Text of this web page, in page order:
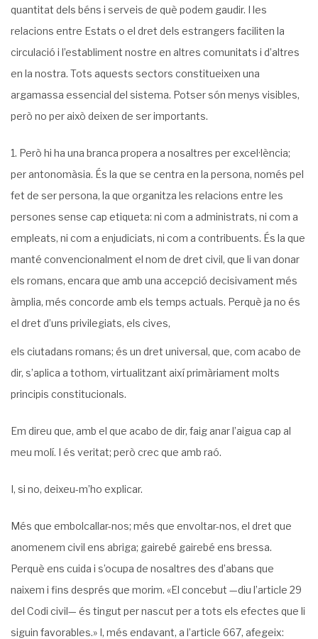
quantitat dels béns i serveis de què podem gaudir. I les
relacions entre Estats o el dret dels estrangers faciliten la
circulació i l’establiment nostre en altres comunitats i d’altres
en la nostra. Tots aquests sectors constitueixen una
argamassa essencial del sistema. Potser són menys visibles,
però no per això deixen de ser importants.
Però hi ha una branca propera a nosaltres per excel·lència;
per antonomàsia. És la que se centra en la persona, només pel
fet de ser persona, la que organitza les relacions entre les
persones sense cap etiqueta: ni com a administrats, ni com a
empleats, ni com a enjudiciats, ni com a contribuents. És la que
manté convencionalment el nom de dret civil, que li van donar
els romans, encara que amb una accepció decisivament més
àmplia, més concorde amb els temps actuals. Perquè ja no és
el dret d’uns privilegiats, els cives,
els ciutadans romans; és un dret universal, que, com acabo de
dir, s’aplica a tothom, virtualitzant així primàriament molts
principis constitucionals.
Em direu que, amb el que acabo de dir, faig anar l’aigua cap al
meu molí. I és veritat; però crec que amb raó.
I, si no, deixeu-m’ho explicar.
Més que embolcallar-nos; més que envoltar-nos, el dret que
anomenem civil ens abriga; gairebé gairebé ens bressa.
Perquè ens cuida i s’ocupa de nosaltres des d’abans que
naixem i fins després que morim. «El concebut —diu l’article 29
del Codi civil— és tingut per nascut per a tots els efectes que li
siguin favorables.» I, més endavant, a l’article 667, afegeix: